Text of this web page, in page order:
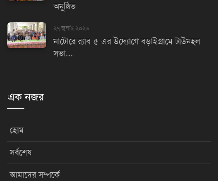
অনুষ্ঠিত
২৭ জুলাই ২০২৬
নাটোরে র‌্যাব-৫-এর উদ্যোগে বড়াইগ্রামে টাউনহল
সভা...
এক নজর
হোম
সর্বশেষ
আমাদের সম্পর্কে